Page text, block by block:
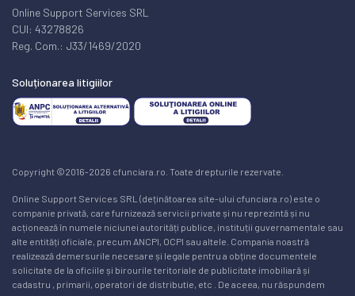
Online Support Services SRL
CUI: 43278826
Reg. Com.: J33/1469/2020
Soluționarea litigiilor
Copyright ©2016-2026 cfunciara.ro. Toate drepturile rezervate.
Online Support Services SRL (deținătoarea site-ului cfunciara.ro) este o
companie privată, care furnizează servicii private și nu reprezintă și nu
acționează în numele niciunei autorități publice, instituții guvernamentale sau
alte entități oficiale, precum ANCPI, OCPI sau altele. Compania noastră
realizează demersurile necesare și legale pentru a obține documentele
solicitate de la oficiile și birourile teritoriale de publicitate imobiliară și
cadastru , primarii, operatori de distributie, etc . De aceea, nu răspundem